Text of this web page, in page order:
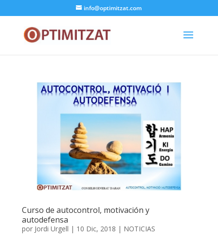
info@optimitzat.com
Curso de autocontrol, motivación y
autodefensa
por Jordi Urgell | 10 Dic, 2018 | NOTICIAS